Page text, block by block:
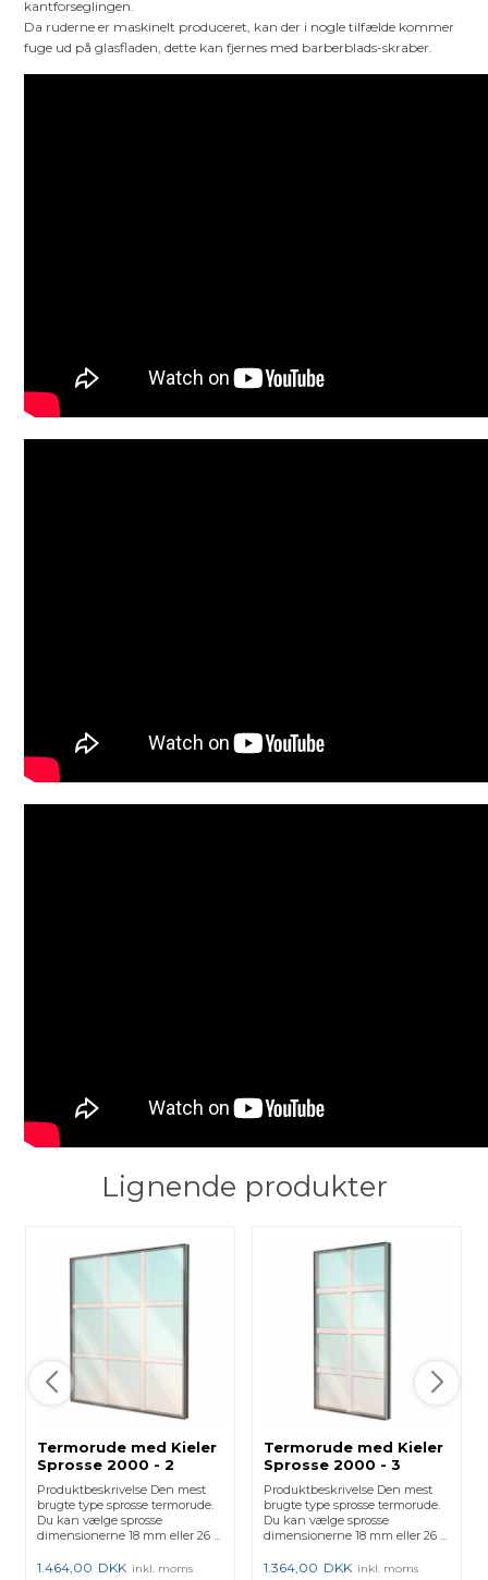
kantforseglingen.
Da ruderne er maskinelt produceret, kan der i nogle tilfælde kommer
fuge ud på glasfladen, dette kan fjernes med barberblads-skraber.
Lignende produkter
Termorude med Kieler
Sprosse 2000 - 2
vandret og 2 lodret
Produktbeskrivelse Den mest
brugte type sprosse termorude.
Du kan vælge sprosse
dimensionerne 18 mm eller 26 ...
1.464,00 DKK inkl. moms
Termorude med Kieler
Sprosse 2000 - 3
vandret og 1 lodret
Produktbeskrivelse Den mest
brugte type sprosse termorude.
Du kan vælge sprosse
dimensionerne 18 mm eller 26 ...
1.364,00 DKK inkl. moms